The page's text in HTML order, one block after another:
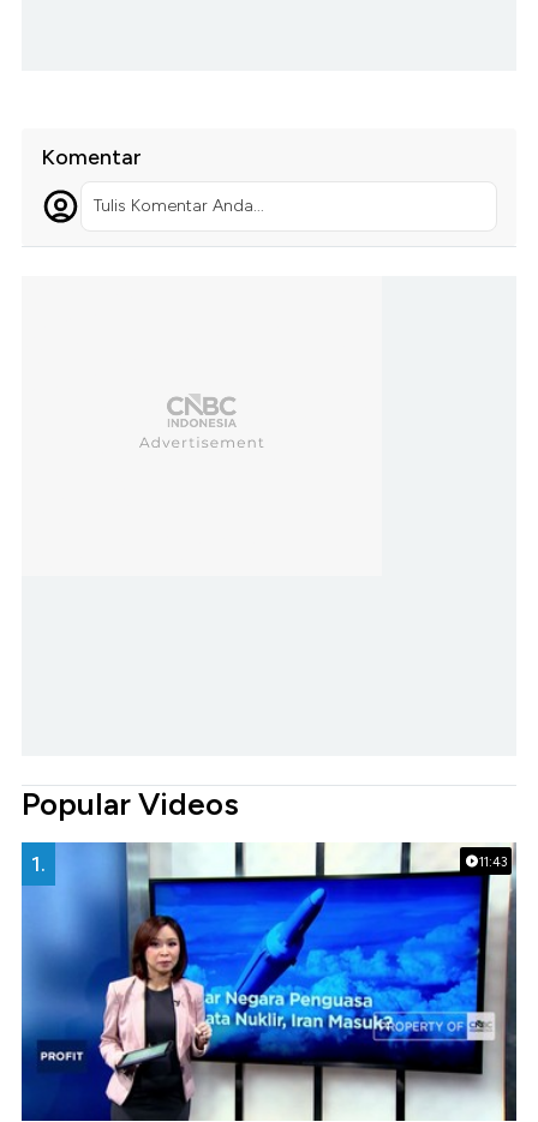
Komentar
Tulis Komentar Anda...
Popular Videos
11:43
1.